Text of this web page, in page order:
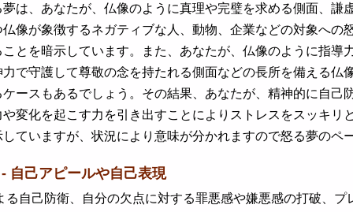
は、あなたが、仏像のように真理や完璧を求める側面、
像が象徴するネガティブな人、動物、企業などの対象へ
とを暗示しています。また、あなたが、仏像のように指
で守護して尊敬の念を持たれる側面などの長所を備える
ースもあるでしょう。その結果、あなたが、精神的に自
変化を起こす力を引き出すことによりストレスをスッキ
ていますが、状況により意味が分かれますので怒る夢のペ
自己アピールや自己表現
自己防衛、自分の欠点に対する罪悪感や嫌悪感の打破、プ